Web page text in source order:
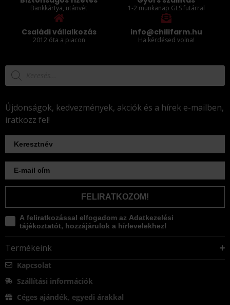
Bankkártya, utánvét 1-2 munkanap GLS futárral
Családi vállalkozás
2012 óta a piacon
info@chilifarm.hu
Ha kérdésed volna!
Újdonságok, kedvezmények, akciók és a hírek e-mailben,
iratkozz fel!
FELIRATKOZOM!
A feliratkozással elfogadom az Adatkezelési
tájékoztatót, hozzájárulok a hírlevelekhez!
Termékeink
Kapcsolat
Szállítási információk
Céges ajándék, egyedi árakkal